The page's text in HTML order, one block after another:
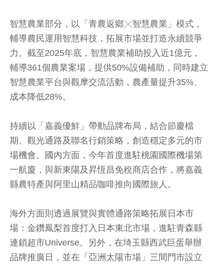
智慧農業部分，以「青農返鄉╳智慧農業」模式，
輔導農民運用智慧科技，拓展市場並打造永續競爭
力。截至2025年底，智慧農業補助投入近1億元，
輔導361個農業案場，提供50%設備補助，同時建立
智慧農業平台與觀摩交流活動，農產量提升35%、
成本降低28%。
持續以「嘉義優鮮」帶動品牌布局，結合節慶檔
期、觀光通路及聯名行銷策略，創造穩定多元的市
場機會。國內方面，今年首度進駐桃園國際機場第
一航廈，與新東陽及昇恆昌免稅商店合作，將嘉義
縣農特產與阿里山精品咖啡推向國際旅人。
海外方面則透過展覽與實體通路策略拓展日本市
場：金鑽鳳梨首度打入日本東北市場，進駐青森縣
連鎖超市Universe。另外，在埼玉縣西武巨蛋舉辦
品牌推廣日，並在「亞洲太陽市場」三間門市設立